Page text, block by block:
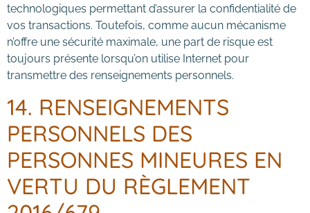
technologiques permettant d’assurer la confidentialité de
vos transactions. Toutefois, comme aucun mécanisme
n’offre une sécurité maximale, une part de risque est
toujours présente lorsqu’on utilise Internet pour
transmettre des renseignements personnels.
14. RENSEIGNEMENTS
PERSONNELS DES
PERSONNES MINEURES EN
VERTU DU RÈGLEMENT